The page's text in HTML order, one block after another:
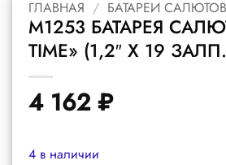
ГЛАВНАЯ / БАТАРЕИ САЛЮТОВ
M1253 БАТАРЕЯ
TIME» (1,2″ Х 19
4 162₽
4 в наличии